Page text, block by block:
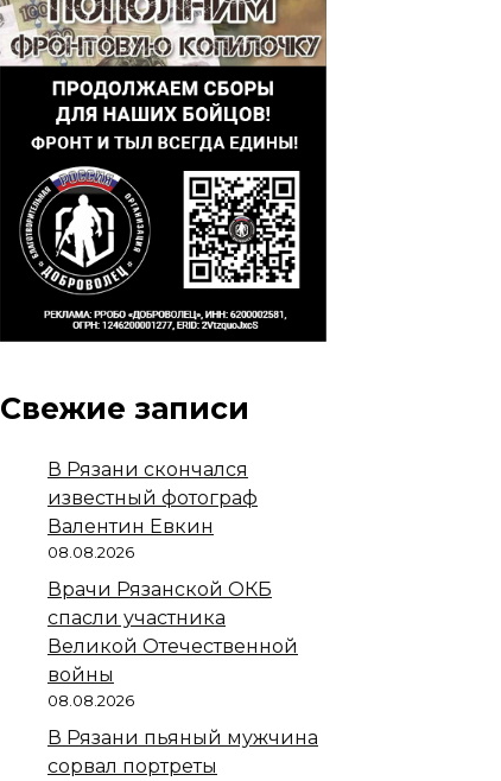
Свежие записи
В Рязани скончался
известный фотограф
Валентин Евкин
08.08.2026
Врачи Рязанской ОКБ
спасли участника
Великой Отечественной
войны
08.08.2026
В Рязани пьяный мужчина
сорвал портреты